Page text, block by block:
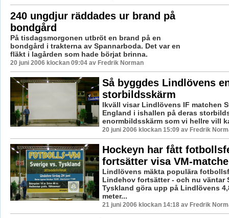
240 ungdjur räddades ur brand på
bondgård
På tisdagsmorgonen utbröt en brand på en
bondgård i trakterna av Spannarboda. Det var en
fläkt i lagården som hade börjat brinna.
20 juni 2006 klockan 09:04 av Fredrik Norman
Så byggdes Lindlövens
storbildsskärm
Ikväll visar Lindlövens IF matchen
England i ishallen på deras
enormbildsskärm som vi hellre vill
20 juni 2006 klockan 15:09 av Fredrik
Hockeyn har fått
fortsätter visa VM-
Lindlövens mäkta populära
Lindehov fortsätter - och nu väntar
Tyskland göra upp på Lindlövens
meter...
21 juni 2006 klockan 14:18 av Fredrik